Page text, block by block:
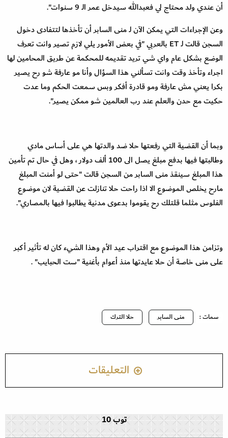
أن عندي ولد محتاج لي فعبدالله سيدخل عمر الـ 9 سنوات".
وعن الإجراءات التي يمكن الآن لـ منى السابر أن تأخذها لتتفادى دخول
السجن قالت لـ ET بالعربي "في بعض الأمور يلي لازم تصير وانت تعرف
الوضع بشكل عام واي شي تريد تقديمه للمحكمة عن طريق المحامين لها
اجراء وتأخذ وقت وانت تسألني هذا السؤال وأنا مو عارفة شو رح يصير
بكرا يعني مش عارفة ومو قادرة أفكر وبس سمعت الحكم وما عدت
حكيت مع حدن والعلم عند رب العالمين شو ممكن يصير".
وبما أن القضية التي رفعتها حلا ضد والدتها هي على أساس مادي
وطالبتها فيها بدفع مبلغ يصل الى 100 ألف دولار ، وهل في حال تم تأمين
هذا المبلغ سينقذ منى السابر من السجن قالت "حتى لو أمنت المبلغ
مارح يخلص الموضوع الا اذا راحت حلا تنازلت عن القضية لان موضوع
الفلوس مثلما قلتلك رح يقوموا بدعوى مدنية يطالبوا فيها بالمصاري".
وتزامن هذا الموضوع مع اقتراب عيد الأم وهذا الشيء كان له تأثير أكبر
على منى خاصة أن حلا عايدتها منذ أعوام بأغنية "ست الحبايب" .
سمات : منى السابر حلا الترك
التعليقات
توب 10